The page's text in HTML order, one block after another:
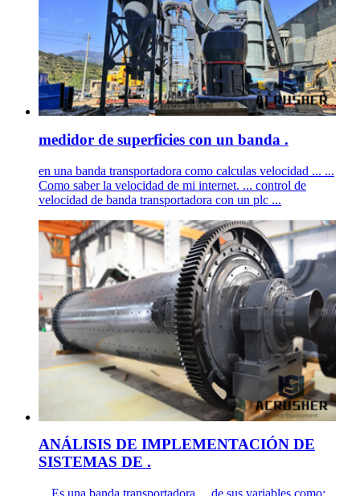
medidor de superficies con un banda .
en una banda transportadora como calculas velocidad ... ...
Como saber la velocidad de mi internet. ... control de
velocidad de banda transportadora con un plc ...
ANÁLISIS DE IMPLEMENTACIÓN DE
SISTEMAS DE .
... Es una banda transportadora ... de sus variables como: